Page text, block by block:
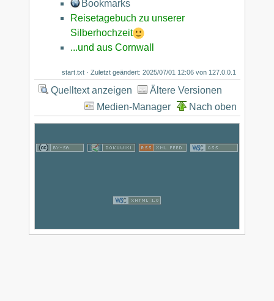
Bookmarks
Reisetagebuch zu unserer
Silberhochzeit
...und aus Cornwall
start.txt · Zuletzt geändert:2025/07/01 12:06 von 127.0.0.1
Quelltext anzeigen
Ältere Versionen
Medien-Manager
Nach oben